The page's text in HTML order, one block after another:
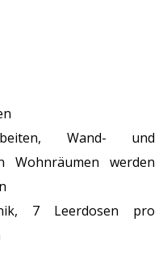
Wand- und
Wohnräumen werden
7 Leerdosen pro